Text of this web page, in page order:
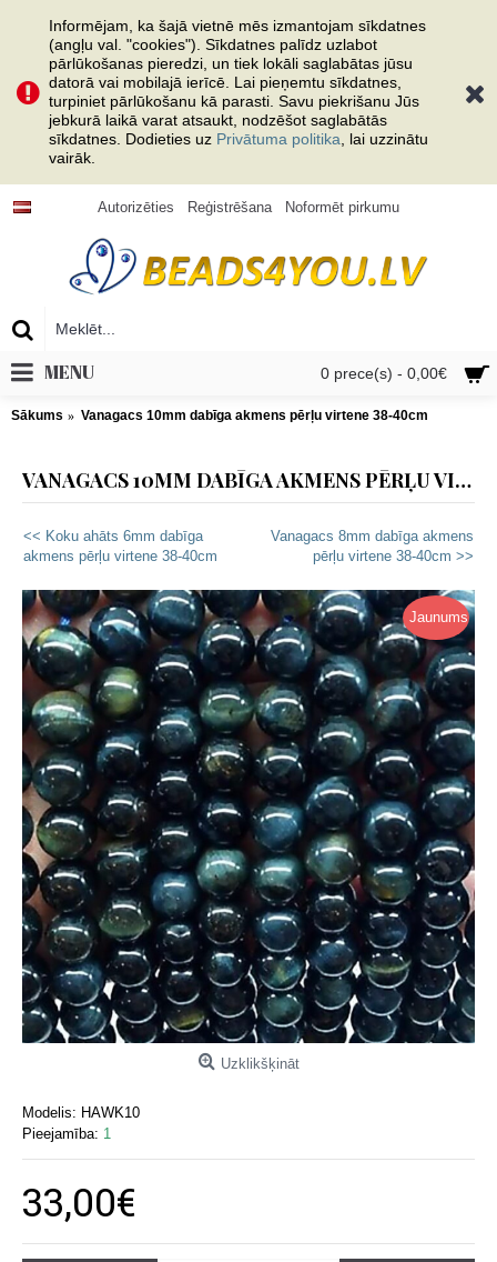
Informējam, ka šajā vietnē mēs izmantojam sīkdatnes
(angļu val. "cookies"). Sīkdatnes palīdz uzlabot
pārlūkošanas pieredzi, un tiek lokāli saglabātas jūsu
datorā vai mobilajā ierīcē. Lai pieņemtu sīkdatnes,
turpiniet pārlūkošanu kā parasti. Savu piekrišanu Jūs
jebkurā laikā varat atsaukt, nodzēšot saglabātās
sīkdatnes. Dodieties uz Privātuma politika , lai uzzinātu
vairāk.
Autorizēties Reģistrēšana Noformēt pirkumu
0 prece(s) - 0,00€
MENU
Sākums Vanagacs 10mm dabīga akmens pērļu virtene 38-40cm
VANAGACS 10MM DABĪGA AKMENS PĒRĻU VIRTENE 38-40CM
<< Koku ahāts 6mm dabīga
akmens pērļu virtene 38-40cm
Vanagacs 8mm dabīga akmens
pērļu virtene 38-40cm >>
Jaunums
Uzklikšķināt
Modelis: HAWK10
Pieejamība: 1
33,00€